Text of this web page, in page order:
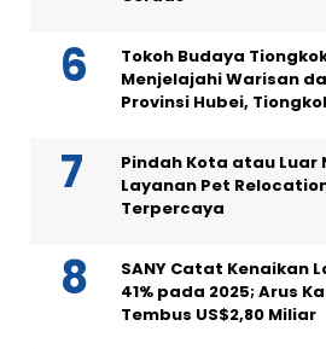
Tokoh Budaya
Menjelajahi Warisan
Provinsi Hubei,
Pindah Kota atau Luar
Layanan Pet
Terpercaya
SANY Catat Kenaikan
41% pada 2025; Arus
Tembus US$2,80 Miliar